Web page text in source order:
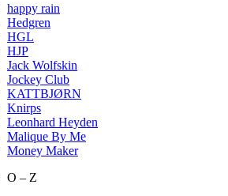
happy rain
Hedgren
HGL
HJP
Jack Wolfskin
Jockey Club
KATTBJØRN
Knirps
Leonhard Heyden
Malique By Me
Money Maker
O – Z